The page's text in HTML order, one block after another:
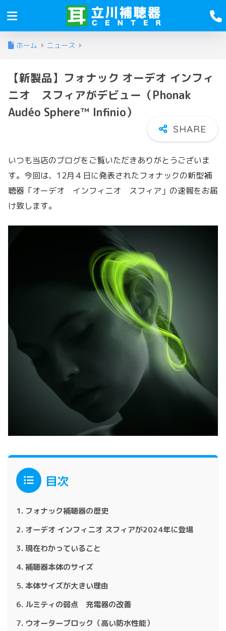
ホーム ニュース
【新製品】フォナック オーデオ インフィ
ニオ スフィアがデビュー（Phonak
Audéo Sphere™ Infinio）
いつも当店のブログをご覧いただきありがとうございま
す。今回は、12月４日に発表されたフォナックの新型補
聴器「オーデオ インフィニオ スフィア」の速報をお届
け致します。
目次
フォナック補聴器の歴史
オーデオ インフィニオ スフィアが2024年に登場
現在わかっていること
補聴器本体のサイズ
本体サイズが大きい理由
ルミティの弱点 充電器の改善
ウオーターブロック（高い防水性能）